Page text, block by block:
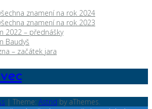
znamení na rok 2024
znamení na rok 2023
2022 – přednášky
Baudyš
– začátek jara
| Theme: Astrid by aThemes.